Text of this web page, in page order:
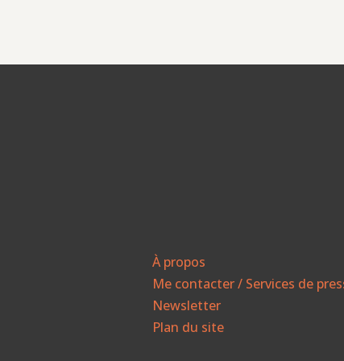
À propos
Me contacter / Services de
Newsletter
Plan du site